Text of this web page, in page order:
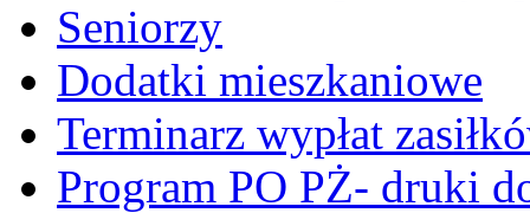
Seniorzy
Dodatki mieszkaniowe
Terminarz wypłat
Program PO PŻ- druki